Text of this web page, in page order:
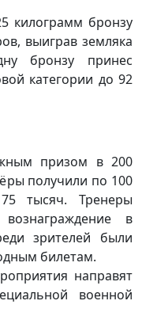
килограмм бронзу
выиграв земляка
бронзу принес
категории до 92
призом в 200
получили по 100
тысяч. Тренеры
в
зрителей были
билетам.
направят
военной